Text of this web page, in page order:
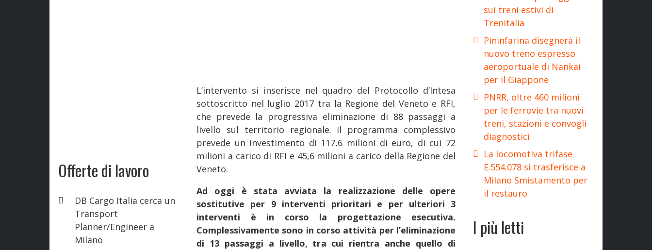
Offerte di lavoro
DB Cargo Italia cerca un
Transport
Planner/Engineer a
Milano
L’intervento si inserisce nel quadro del Protocollo d’Intesa
sottoscritto nel luglio 2017 tra la Regione del Veneto e RFI,
che prevede la progressiva eliminazione di 88 passaggi a
livello sul territorio regionale. Il programma complessivo
prevede un investimento di 117,6 milioni di euro, di cui 72
milioni a carico di RFI e 45,6 milioni a carico della Regione del
Veneto.
Ad oggi è stata avviata la realizzazione delle opere
sostitutive per 9 interventi prioritari e per ulteriori 3
interventi è in corso la progettazione esecutiva.
Complessivamente sono in corso attività per l’eliminazione
di 13 passaggi a livello, tra cui rientra anche quello di
sui treni estivi di
Trenitalia
Pininfarina disegnerà il
nuovo treno espresso
aeroportuale di Nankai
per il Giappone
PNRR, oltre 460 milioni
per le ferrovie tra nuovi
treni, stazioni e convogli
diagnostici
La locomotiva trifase
E.554.078 si trasferisce a
Milano Smistamento per
il restauro
I più letti